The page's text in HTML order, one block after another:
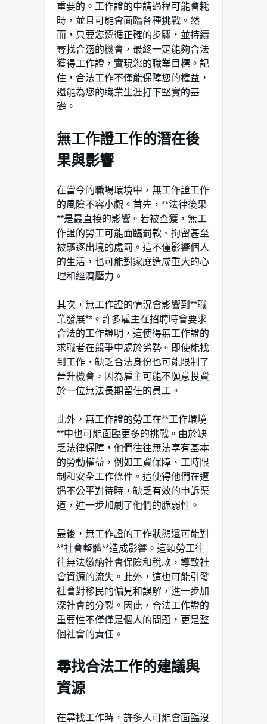
重要的。工作證的申請過程可能會耗
時，並且可能會面臨各種挑戰。然
而，只要您遵循正確的步驟，並持續
尋找合適的機會，最終一定能夠合法
獲得工作證，實現您的職業目標。記
住，合法工作不僅能保障您的權益，
還能為您的職業生涯打下堅實的基
礎。
無工作證工作的潛在後
果與影響
在當今的職場環境中，無工作證工作
的風險不容小覷。首先，**法律後果
**是最直接的影響。若被查獲，無工
作證的勞工可能面臨罰款、拘留甚至
被驅逐出境的處罰。這不僅影響個人
的生活，也可能對家庭造成重大的心
理和經濟壓力。
其次，無工作證的情況會影響到**職
業發展**。許多雇主在招聘時會要求
合法的工作證明，這使得無工作證的
求職者在競爭中處於劣勢。即使能找
到工作，缺乏合法身份也可能限制了
晉升機會，因為雇主可能不願意投資
於一位無法長期留任的員工。
此外，無工作證的勞工在**工作環境
**中也可能面臨更多的挑戰。由於缺
乏法律保障，他們往往無法享有基本
的勞動權益，例如工資保障、工時限
制和安全工作條件。這使得他們在遭
遇不公平對待時，缺乏有效的申訴渠
道，進一步加劇了他們的脆弱性。
最後，無工作證的工作狀態還可能對
**社會整體**造成影響。這類勞工往
往無法繳納社會保險和稅款，導致社
會資源的流失。此外，這也可能引發
社會對移民的偏見和誤解，進一步加
深社會的分裂。因此，合法工作證的
重要性不僅僅是個人的問題，更是整
個社會的責任。
尋找合法工作的建議與
資源
在尋找工作時，許多人可能會面臨沒